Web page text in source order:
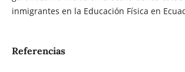
inmigrantes en la Educación Física en
Referencias